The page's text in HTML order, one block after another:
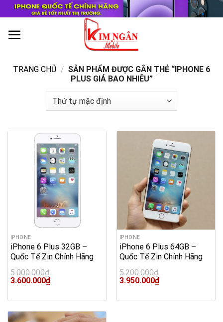
Skip
to
content
TRANG CHỦ / SẢN PHẨM ĐƯỢC GẮN THẺ “IPHONE 6
PLUS GIÁ BAO NHIÊU”
IPHONE
iPhone 6 Plus 32GB –
Quốc Tế Zin Chính Hãng
5.000.000₫
Original
5.000.000₫.
3.600.000₫Current
3.600.000₫.
IPHONE
iPhone 6 Plus 64GB –
Quốc Tế Zin Chính Hãng
5.200.000₫
Original
5.200.000₫.
3.950.000₫Current
3.950.000₫.